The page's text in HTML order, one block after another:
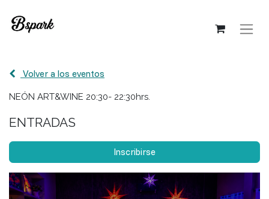
Volver a los eventos
NEÓN ART&WINE 20:30- 22:30hrs.
ENTRADAS
Inscribirse